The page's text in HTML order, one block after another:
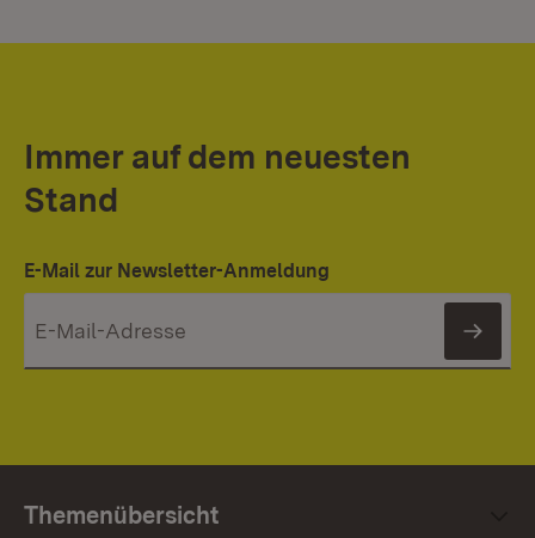
Immer auf dem neuesten
Stand
E-Mail zur Newsletter-Anmeldung
Themenübersicht